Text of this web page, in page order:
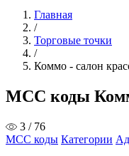
Главная
/
Торговые точки
/
Коммо - салон
MCC коды
3 / 76
MCC коды Категории